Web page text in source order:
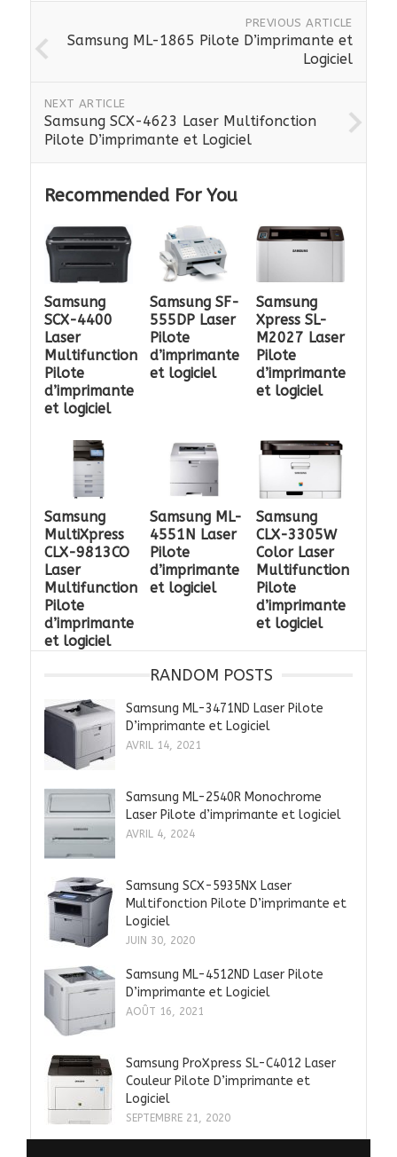
PREVIOUS ARTICLE
Samsung ML-1865 Pilote D’imprimante et
Logiciel
NEXT ARTICLE
Samsung SCX-4623 Laser Multifonction
Pilote D’imprimante et Logiciel
Recommended For You
Samsung
SCX-4400
Laser
Multifunction
Pilote
d’imprimante
et logiciel
Samsung SF-
555DP Laser
Pilote
d’imprimante
et logiciel
Samsung
Xpress SL-
M2027 Laser
Pilote
d’imprimante
et logiciel
Samsung
MultiXpress
CLX-9813CO
Laser
Multifunction
Pilote
d’imprimante
et logiciel
Samsung ML-
4551N Laser
Pilote
d’imprimante
et logiciel
Samsung
CLX-3305W
Color Laser
Multifunction
Pilote
d’imprimante
et logiciel
RANDOM POSTS
Samsung ML-3471ND Laser Pilote
D’imprimante et Logiciel
AVRIL 14, 2021
Samsung ML-2540R Monochrome
Laser Pilote d’imprimante et logiciel
AVRIL 4, 2024
Samsung SCX-5935NX Laser
Multifonction Pilote D’imprimante et
Logiciel
JUIN 30, 2020
Samsung ML-4512ND Laser Pilote
D’imprimante et Logiciel
AOÛT 16, 2021
Samsung ProXpress SL-C4012 Laser
Couleur Pilote D’imprimante et
Logiciel
SEPTEMBRE 21, 2020